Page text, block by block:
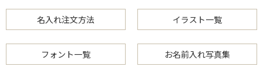
名入れ注文方法 イラスト一覧
フォント一覧 お名前入れ写真集